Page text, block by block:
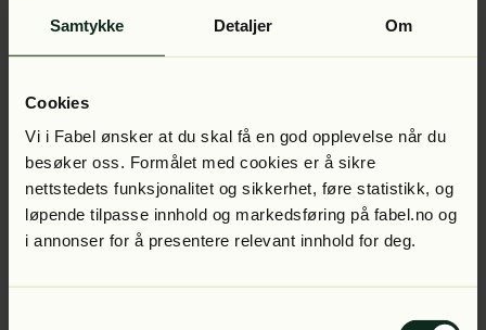
Samtykke Detaljer Om
Cookies
Vi i Fabel ønsker at du skal få en god opplevelse når du
besøker oss. Formålet med cookies er å sikre
nettstedets funksjonalitet og sikkerhet, føre statistikk, og
løpende tilpasse innhold og markedsføring på fabel.no og
i annonser for å presentere relevant innhold for deg.